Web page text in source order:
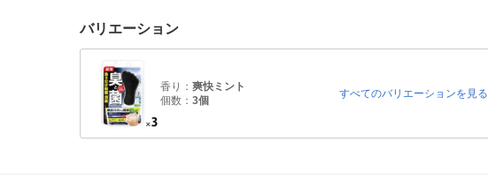
バリエーション
香り： 爽快ミント
個数： 3個
すべてのバリエーションを見る